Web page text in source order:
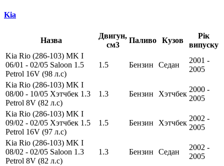
Kia
Назва
Двигун,
см3
Паливо Кузов
Рік
випуску
Kia Rio (286-103) MK I
06/01 - 02/05 Saloon 1.5
Petrol 16V (98 л.с)
1.5 Бензин Седан
2001 -
2005
Kia Rio (286-103) MK I
08/00 - 10/05 Хэтчбек 1.3
Petrol 8V (82 л.с)
1.3 Бензин Хэтчбек
2000 -
2005
Kia Rio (286-103) MK I
09/02 - 02/05 Хэтчбек 1.5
Petrol 16V (97 л.с)
1.5 Бензин Хэтчбек
2002 -
2005
Kia Rio (286-103) MK I
08/02 - 02/05 Saloon 1.3
Petrol 8V (82 л.с)
1.3 Бензин Седан
2002 -
2005